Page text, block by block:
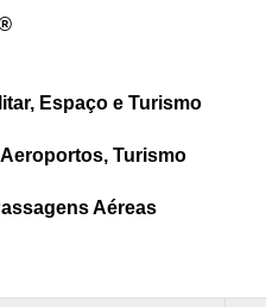
Espaço e Turismo
Turismo
Aéreas